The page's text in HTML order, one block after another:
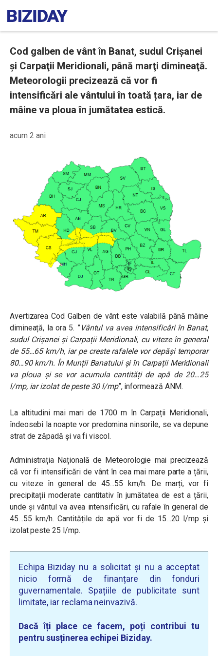
Cod galben de vânt în Banat, sudul Crişanei
şi Carpaţii Meridionali, până marţi dimineaţă.
Meteorologii precizează că vor fi
intensificări ale vântului în toată țara, iar de
mâine va ploua în jumătatea estică.
acum 2 ani
Avertizarea Cod Galben de vânt este valabilă până mâine
dimineață, la ora 5. ”Vântul va avea intensificări în Banat,
sudul Crișanei și Carpații Meridionali, cu viteze în general
de 55…65 km/h, iar pe creste rafalele vor depăși temporar
80…90 km/h. În Munții Banatului și în Carpații Meridionali
va ploua și se vor acumula cantități de apă de 20…25
l/mp, iar izolat de peste 30 l/mp”, informează ANM.
La altitudini mai mari de 1700 m în Carpații Meridionali,
îndeosebi la noapte vor predomina ninsorile, se va depune
strat de zăpadă și va fi viscol.
Administrația Națională de Meteorologie mai precizează
că vor fi intensificări de vânt în cea mai mare parte a țării,
cu viteze în general de 45…55 km/h. De marți, vor fi
precipitații moderate cantitativ în jumătatea de est a țării,
unde și vântul va avea intensificări, cu rafale în general de
45…55 km/h. Cantitățile de apă vor fi de 15…20 l/mp și
izolat peste 25 l/mp.
Echipa Biziday nu a solicitat și nu a acceptat
nicio formă de finanțare din fonduri
guvernamentale. Spațiile de publicitate sunt
limitate, iar reclama neinvazivă.
Dacă îți place ce facem, poți contribui tu
pentru susținerea echipei Biziday.